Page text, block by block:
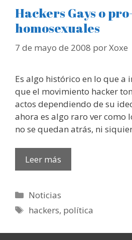
Hackers Gays o
homosexuales
7 de mayo de 2008 porXoxe
Es algo histórico en lo que a
que el movimiento hacker
actos dependiendo de su
ahora es algo raro ver como
no se quedan atrás, ni
Leer más
Categorías
Noticias
Etiquetas
hackers, política